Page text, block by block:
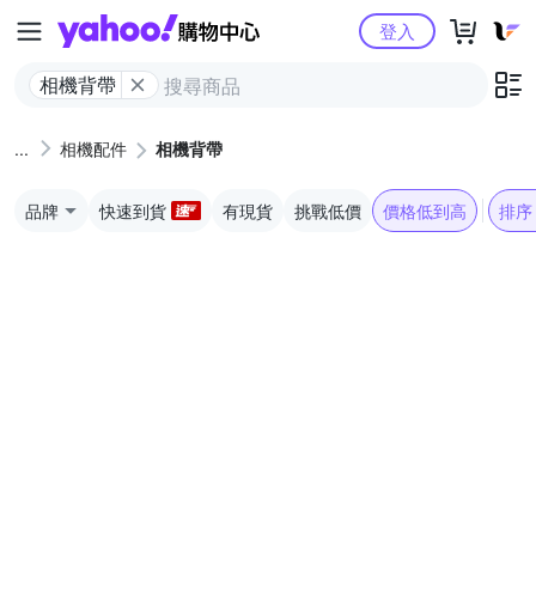
Yahoo購物中心
相機背帶
登入
相機配件 相機背帶
品牌 快速到貨 有現貨 挑戰低價 價格低到高 排序